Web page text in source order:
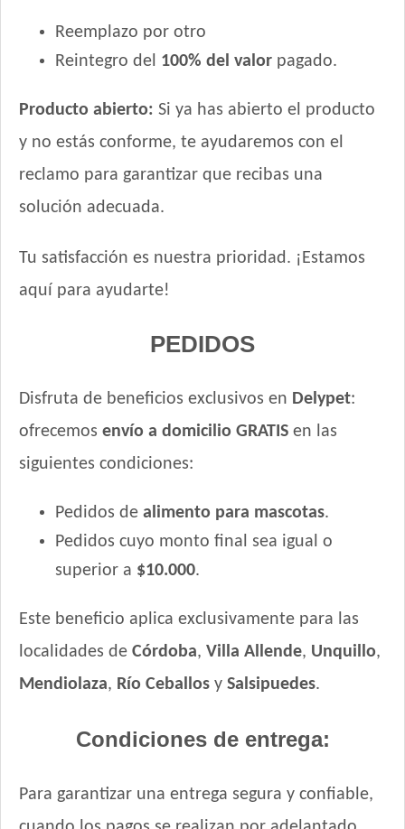
Reemplazo por otro
Reintegro del 100% del valor pagado.
Producto abierto: Si ya has abierto el producto
y no estás conforme, te ayudaremos con el
reclamo para garantizar que recibas una
solución adecuada.
Tu satisfacción es nuestra prioridad. ¡Estamos
aquí para ayudarte!
PEDIDOS
Disfruta de beneficios exclusivos en Delypet:
ofrecemos envío a domicilio GRATIS en las
siguientes condiciones:
Pedidos de alimento para mascotas.
Pedidos cuyo monto final sea igual o
superior a $10.000.
Este beneficio aplica exclusivamente para las
localidades de Córdoba, Villa Allende, Unquillo,
Mendiolaza, Río Ceballos y Salsipuedes.
Condiciones de entrega:
Para garantizar una entrega segura y confiable,